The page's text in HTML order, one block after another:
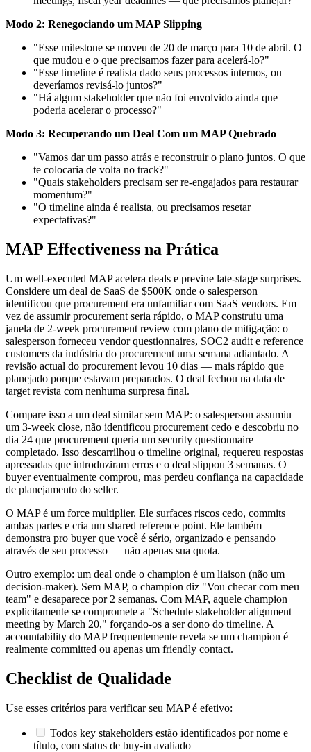
Modo 2: Renegociando um MAP Slipping
"Esse milestone se moveu de 20 de março para 10 de abril. O
que mudou e o que precisamos fazer para acelerá-lo?"
"Esse timeline é realista dado seus processos internos, ou
deveríamos revisá-lo juntos?"
"Há algum stakeholder que não foi envolvido ainda que
poderia acelerar o processo?"
Modo 3: Recuperando um Deal Com um MAP Quebrado
"Vamos dar um passo atrás e reconstruir o plano juntos. O que
te colocaria de volta no track?"
"Quais stakeholders precisam ser re-engajados para restaurar
momentum?"
"O timeline ainda é realista, ou precisamos resetar
expectativas?"
MAP Effectiveness na Prática
Um well-executed MAP acelera deals e previne late-stage surprises.
Considere um deal de SaaS de $500K onde o salesperson
identificou que procurement era unfamiliar com SaaS vendors. Em
vez de assumir procurement seria rápido, o MAP construiu uma
janela de 2-week procurement review com plano de mitigação: o
salesperson forneceu vendor questionnaires, SOC2 audit e reference
customers da indústria do procurement uma semana adiantado. A
revisão actual do procurement levou 10 dias — mais rápido que
planejado porque estavam preparados. O deal fechou na data de
target revista com nenhuma surpresa final.
Compare isso a um deal similar sem MAP: o salesperson assumiu
um 3-week close, não identificou procurement cedo e descobriu no
dia 24 que procurement queria um security questionnaire
completado. Isso descarrilhou o timeline original, requereu respostas
apressadas que introduziram erros e o deal slippou 3 semanas. O
buyer eventualmente comprou, mas perdeu confiança na capacidade
de planejamento do seller.
O MAP é um force multiplier. Ele surfaces riscos cedo, commits
ambas partes e cria um shared reference point. Ele também
demonstra pro buyer que você é sério, organizado e pensando
através de seu processo — não apenas sua quota.
Outro exemplo: um deal onde o champion é um liaison (não um
decision-maker). Sem MAP, o champion diz "Vou checar com meu
team" e desaparece por 2 semanas. Com MAP, aquele champion
explicitamente se compromete a "Schedule stakeholder alignment
meeting by March 20," forçando-os a ser dono do timeline. A
accountability do MAP frequentemente revela se um champion é
realmente committed ou apenas um friendly contact.
Checklist de Qualidade
Use esses critérios para verificar seu MAP é efetivo:
Todos key stakeholders estão identificados por nome e
título, com status de buy-in avaliado